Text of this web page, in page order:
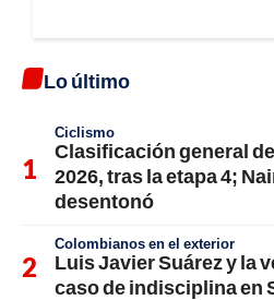
Lo último
Ciclismo
Clasificación general
2026, tras la etapa 4;
desentonó
Colombianos en el exterior
Luis Javier Suárez y la
caso de indisciplina en